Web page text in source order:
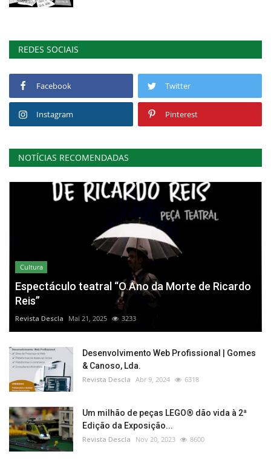
REDES SOCIAIS
Facebook Twitter
Instagram Pinterest
NOTÍCIAS RECOMENDADAS
Cultura
Espectáculo teatral “O Ano da Morte de Ricardo
Reis”
Revista Descla Mai 21, 2025 3233
Desenvolvimento Web Profissional | Gomes
& Canoso, Lda.
Revista Descla Abr 9, 2024 6318
Um milhão de peças LEGO® dão vida à 2ª
Edição da Exposição...
Revista Descla Nov 20, 2023 8600